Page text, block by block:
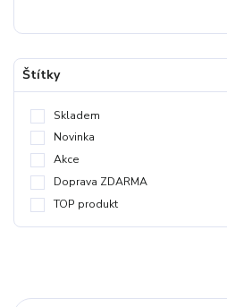
Štítky
Skladem
Novinka
Akce
Doprava ZDARMA
TOP produkt